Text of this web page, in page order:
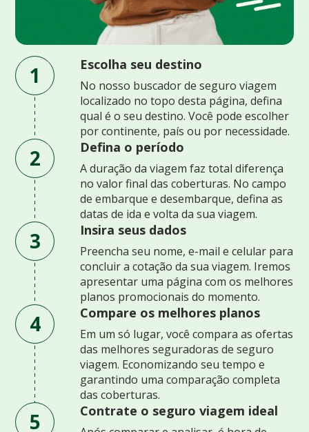
1 Escolha seu destino
No nosso buscador de seguro viagem
localizado no topo desta página, defina
qual é o seu destino. Você pode escolher
por continente, país ou por necessidade.
2 Defina o período
A duração da viagem faz total diferença
no valor final das coberturas. No campo
de embarque e desembarque, defina as
datas de ida e volta da sua viagem.
3 Insira seus dados
Preencha seu nome, e-mail e celular para
concluir a cotação da sua viagem. Iremos
apresentar uma página com os melhores
planos promocionais do momento.
4 Compare os melhores planos
Em um só lugar, você compara as ofertas
das melhores seguradoras de seguro
viagem. Economizando seu tempo e
garantindo uma comparação completa
das coberturas.
5 Contrate o seguro viagem ideal